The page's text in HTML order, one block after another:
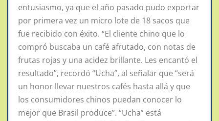
entusiasmo, ya que el año pasado pudo exportar
por primera vez un micro lote de 18 sacos que
fue recibido con éxito. “El cliente chino que lo
compró buscaba un café afrutado, con notas de
frutas rojas y una acidez brillante. Les encantó el
resultado”, recordó “Ucha”, al señalar que “será
un honor llevar nuestros cafés hasta allá y que
los consumidores chinos puedan conocer lo
mejor que Brasil produce”. “Ucha” está